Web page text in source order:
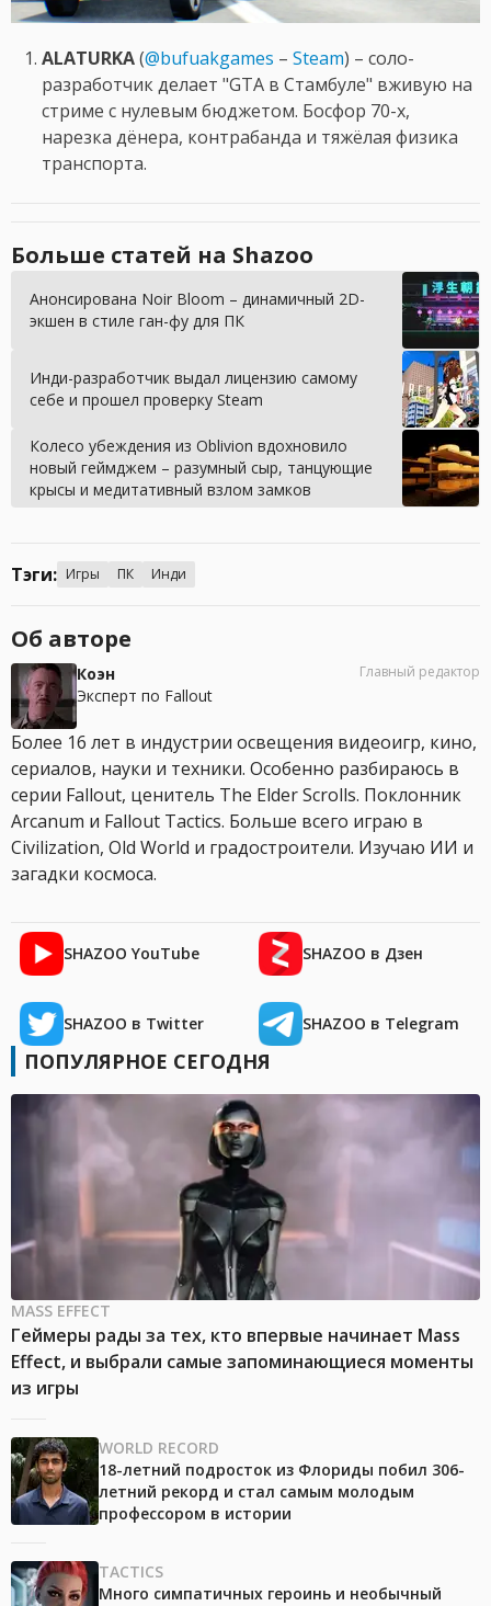
ALATURKA(@bufuakgames – Steam) – соло-
разработчик делает "GTA в Стамбуле" вживую на
стриме с нулевым бюджетом. Босфор 70-х,
нарезка дёнера, контрабанда и тяжёлая физика
транспорта.
Больше статей на Shazoo
Анонсирована Noir Bloom – динамичный 2D-
экшен в стиле ган-фу для ПК
Инди-разработчик выдал лицензию самому
себе и прошел проверку Steam
Колесо убеждения из Oblivion вдохновило
новый геймджем – разумный сыр, танцующие
крысы и медитативный взлом замков
Тэги: Игры ПК Инди
Об авторе
Коэн
Эксперт по Fallout
Главный редактор
Более 16 лет в индустрии освещения видеоигр, кино,
сериалов, науки и техники. Особенно разбираюсь в
серии Fallout, ценитель The Elder Scrolls. Поклонник
Arcanum и Fallout Tactics. Больше всего играю в
Civilization, Old World и градостроители. Изучаю ИИ и
загадки космоса.
SHAZOO YouTube SHAZOO в Дзен
SHAZOO в Twitter SHAZOO в Telegram
ПОПУЛЯРНОЕ СЕГОДНЯ
MASS EFFECT
Геймеры рады за тех, кто впервые начинает Mass
Effect, и выбрали самые запоминающиеся моменты
из игры
WORLD RECORD
18-летний подросток из Флориды побил 306-
летний рекорд и стал самым молодым
профессором в истории
TACTICS
Много симпатичных героинь и необычный